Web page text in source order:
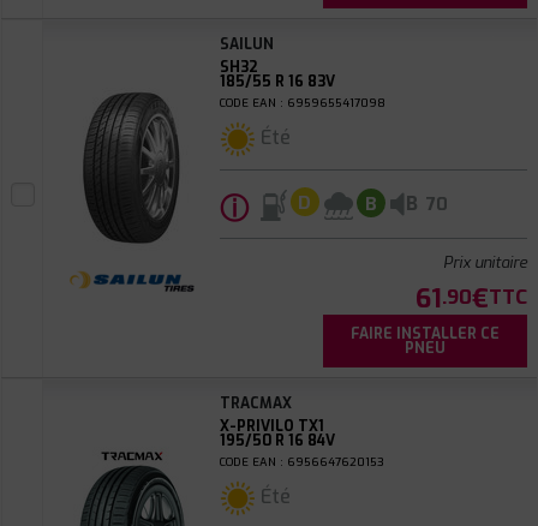
SAILUN
SH32
185/55 R 16 83V
CODE EAN : 6959655417098
Été
ⓘ D B B 70
Prix unitaire
61.90€TTC
FAIRE INSTALLER CE
PNEU
TRACMAX
X-PRIVILO TX1
195/50 R 16 84V
CODE EAN : 6956647620153
Été